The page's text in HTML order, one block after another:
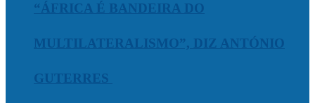
“ÁFRICA É BANDEIRA DO
MULTILATERALISMO”, DIZ ANTÓNIO
GUTERRES